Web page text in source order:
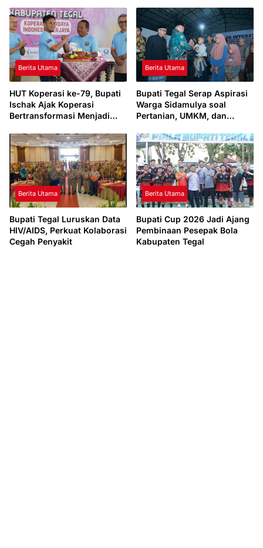
NGOPENI”
Berita Utama
HUT Koperasi ke-79, Bupati
Ischak Ajak Koperasi
Bertransformasi Menjadi
Berita Utama
Bupati Tegal Serap Aspirasi
Warga Sidamulya soal
Pertanian, UMKM, dan
Berita Utama
Bupati Tegal Luruskan Data
HIV/AIDS, Perkuat Kolaborasi
Cegah Penyakit
Berita Utama
Bupati Cup 2026 Jadi Ajang
Pembinaan Pesepak Bola
Kabupaten Tegal